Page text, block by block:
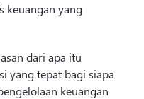
keuangan yang
dari apa itu
yang tepat bagi siapa
keuangan